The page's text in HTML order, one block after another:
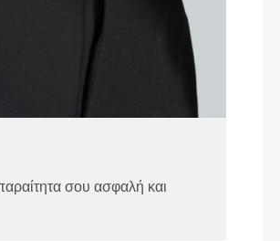
σου ασφαλή και